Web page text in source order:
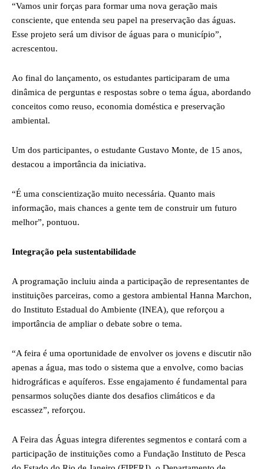
“Vamos unir forças para formar uma nova geração mais
consciente, que entenda seu papel na preservação das águas.
Esse projeto será um divisor de águas para o município”,
acrescentou.
Ao final do lançamento, os estudantes participaram de uma
dinâmica de perguntas e respostas sobre o tema água, abordando
conceitos como reuso, economia doméstica e preservação
ambiental.
Um dos participantes, o estudante Gustavo Monte, de 15 anos,
destacou a importância da iniciativa.
“É uma conscientização muito necessária. Quanto mais
informação, mais chances a gente tem de construir um futuro
melhor”, pontuou.
Integração pela sustentabilidade
A programação incluiu ainda a participação de representantes de
instituições parceiras, como a gestora ambiental Hanna Marchon,
do Instituto Estadual do Ambiente (INEA), que reforçou a
importância de ampliar o debate sobre o tema.
“A feira é uma oportunidade de envolver os jovens e discutir não
apenas a água, mas todo o sistema que a envolve, como bacias
hidrográficas e aquíferos. Esse engajamento é fundamental para
pensarmos soluções diante dos desafios climáticos e da
escassez”, reforçou.
A Feira das Águas integra diferentes segmentos e contará com a
participação de instituições como a Fundação Instituto de Pesca